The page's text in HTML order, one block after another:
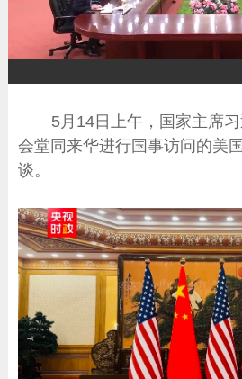
放
5月14日上午，国家主席
会堂同来华进行国事访问的美
谈。